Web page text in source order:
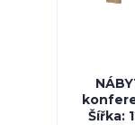
Šířka: